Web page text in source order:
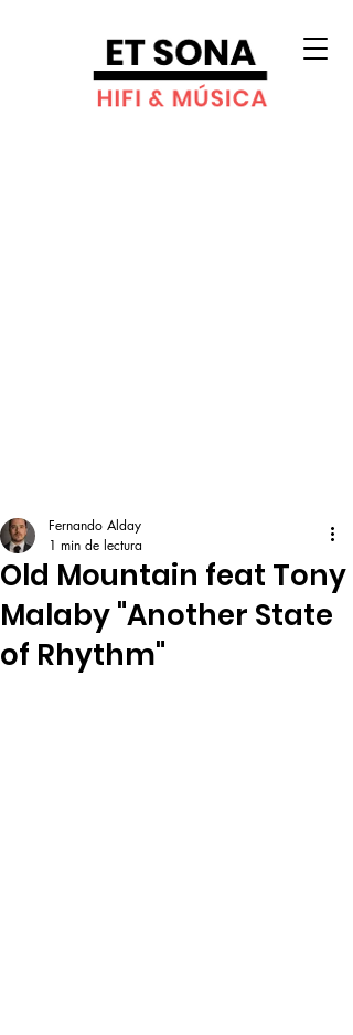
Old Mountain feat Tony
Malaby "Another State
of Rhythm"
Fernando Alday
1 min de lectura